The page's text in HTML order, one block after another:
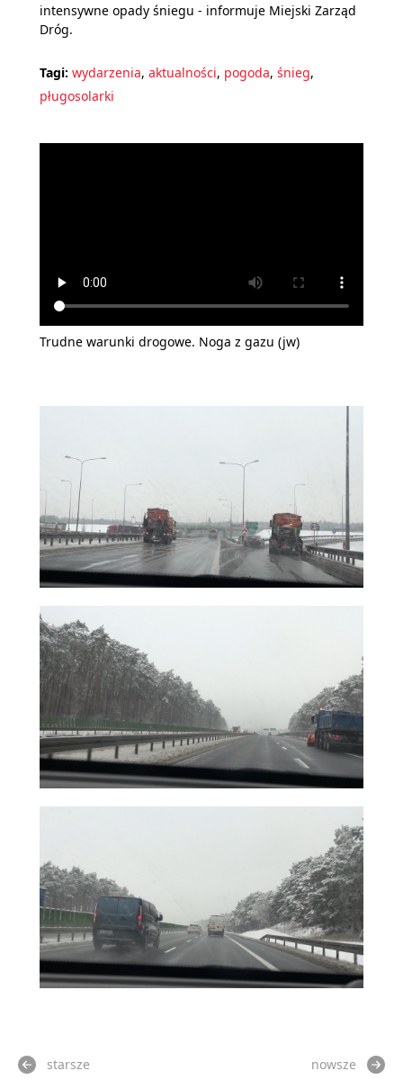
intensywne opady śniegu - informuje Miejski Zarząd
Dróg.
Tagi: wydarzenia, aktualności, pogoda, śnieg,
pługosolarki
Trudne warunki drogowe. Noga z gazu (jw)
starsze nowsze